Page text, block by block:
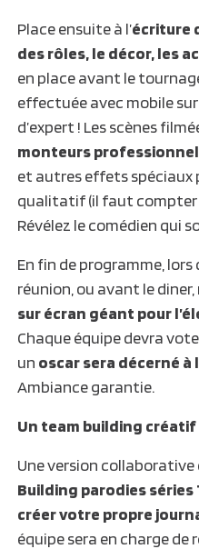
Place ensuite à l’écriture
des rôles, le décor, les
en place avant le
effectuée avec mobile
d’expert ! Les scènes
monteurs
et autres effets spéciaux
qualitatif (il faut compter
Révélez le comédien qui
En fin de programme,
réunion, ou avant le
sur écran géant pour
Chaque équipe devra
un oscar sera décerné à
Ambiance garantie.
Un team building créatif
Une version collaborative
Building parodies séries
créer votre propre
équipe sera en charge de